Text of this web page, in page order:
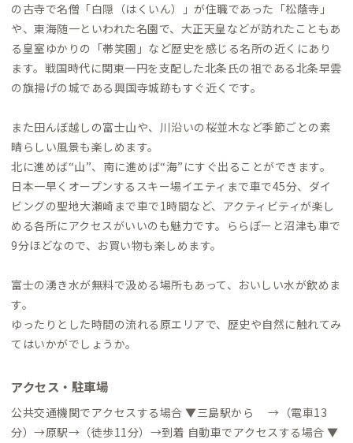
の古寺で名僧「白隠（はくいん）」が住職であった「松蔭寺」
や、東海随一といわれた名園で、大正天皇などが訪れたこともあ
る皇室ゆかりの「帯笑園」など歴史を感じる名所の近くにあり
ます。戦国時代に関東一円を支配した北条氏の祖である北条早雲
の旗揚げの城である興国寺城跡もすぐ近くです。
また田んぼ越しの富士山や、川沿いの桜並木など季節ごとの素
晴らしい風景も楽しめます。
北に進めば“山”、南に進めば“海”にすぐ出ることができます。
日本一早くオープンするスキー場イエティまで車で45分、ダイ
ビングの聖地大瀬崎まで車で1時間など、アクティビティが楽し
める各所にアクセスがいいのも魅力です。ららぽーと沼津も車で
9分ほどなので、お買い物も楽しめます。
富士の湧き水が無料で汲める場所もあって、おいしい水が飲めま
す。
ゆったりとした時間の流れる原エリアで、歴史や自然に触れてみ
てはいかがでしょうか。
アクセス・駐車場
公共交通機関でアクセスする場合 ▼三島駅から →（電車13
分）→原駅→（徒歩11分）→到着 自動車でアクセスする場合 ▼